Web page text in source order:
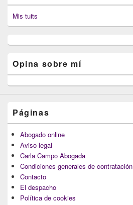
Mis tuits
Opina sobre mí
Páginas
Abogado online
Aviso legal
Carla Campo Abogada
Condiciones generales de contratación
Contacto
El despacho
Política de cookies